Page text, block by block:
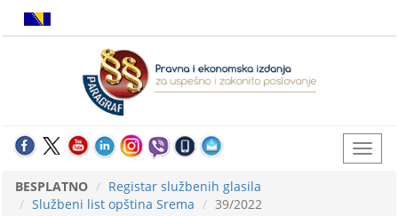
BESPLATNO
Registar službenih glasila
Službeni list opština Srema
39/2022